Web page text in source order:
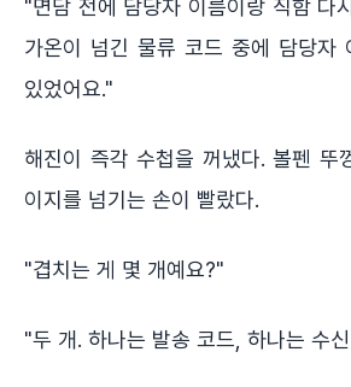
"면담 전에 담당자 이름이랑 직함 다
가온이 넘긴 물류 코드 중에 담당자
있었어요."
해진이 즉각 수첩을 꺼냈다. 볼펜 뚜
이지를 넘기는 손이 빨랐다.
"겹치는 게 몇 개예요?"
"두 개. 하나는 발송 코드, 하나는 수